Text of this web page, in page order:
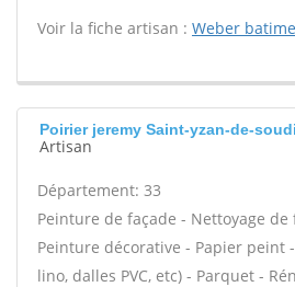
Voir la fiche artisan : Weber
Poirier jeremy Saint-yzan-de-
Artisan
Département: 33
Peinture de façade - Nettoyage de
Peinture décorative - Papier peint
lino, dalles PVC, etc) - Parquet -